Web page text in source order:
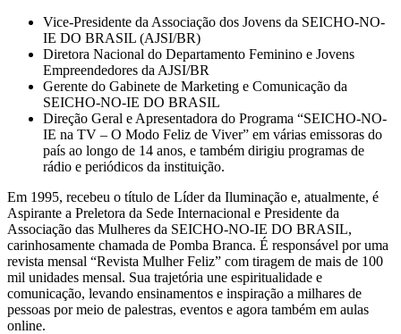
Vice-Presidente da Associação dos Jovens da SEICHO-NO-
IE DO BRASIL (AJSI/BR)
Diretora Nacional do Departamento Feminino e Jovens
Empreendedores da AJSI/BR
Gerente do Gabinete de Marketing e Comunicação da
SEICHO-NO-IE DO BRASIL
Direção Geral e Apresentadora do Programa “SEICHO-NO-
IE na TV – O Modo Feliz de Viver” em várias emissoras do
país ao longo de 14 anos, e também dirigiu programas de
rádio e periódicos da instituição.
Em 1995, recebeu o título de Líder da Iluminação e, atualmente, é
Aspirante a Preletora da Sede Internacional e Presidente da
Associação das Mulheres da SEICHO-NO-IE DO BRASIL,
carinhosamente chamada de Pomba Branca. É responsável por uma
revista mensal “Revista Mulher Feliz” com tiragem de mais de 100
mil unidades mensal. Sua trajetória une espiritualidade e
comunicação, levando ensinamentos e inspiração a milhares de
pessoas por meio de palestras, eventos e agora também em aulas
online.